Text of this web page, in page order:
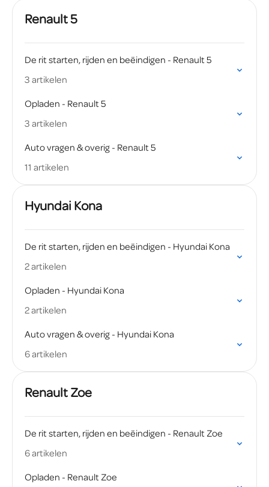
Renault 5
De rit starten, rijden en beëindigen - Renault 5
3 artikelen
Opladen - Renault 5
3 artikelen
Auto vragen & overig - Renault 5
11 artikelen
Hyundai Kona
De rit starten, rijden en beëindigen - Hyundai Kona
2 artikelen
Opladen - Hyundai Kona
2 artikelen
Auto vragen & overig - Hyundai Kona
6 artikelen
Renault Zoe
De rit starten, rijden en beëindigen - Renault Zoe
6 artikelen
Opladen - Renault Zoe